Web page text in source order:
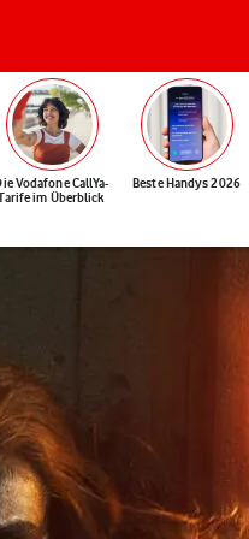
Vodafone CallYa-
im Überblick
Beste Handys 2026